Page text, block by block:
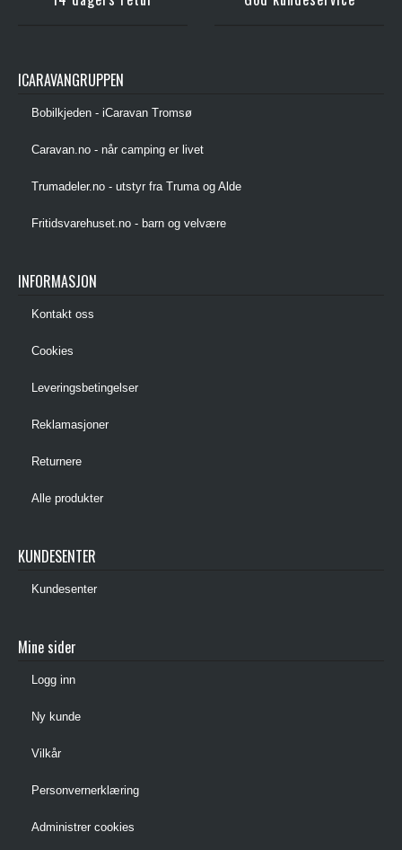
ICARAVANGRUPPEN
Bobilkjeden - iCaravan Tromsø
Caravan.no - når camping er livet
Trumadeler.no - utstyr fra Truma og Alde
Fritidsvarehuset.no - barn og velvære
INFORMASJON
Kontakt oss
Cookies
Leveringsbetingelser
Reklamasjoner
Returnere
Alle produkter
KUNDESENTER
Kundesenter
Mine sider
Logg inn
Ny kunde
Vilkår
Personvernerklæring
Administrer cookies